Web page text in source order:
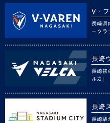
V・
長崎県
ークラ
長崎
長崎初
ルカ」
長崎
長崎駅